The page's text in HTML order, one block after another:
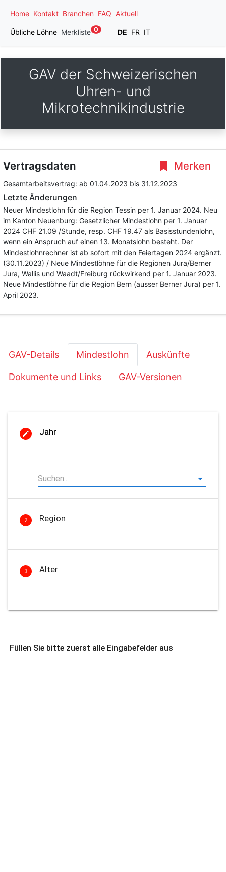
Home Kontakt Branchen FAQ Aktuell
Übliche Löhne Merkliste 0 DE FR IT
GAV der Schweizerischen
Uhren- und
Mikrotechnikindustrie
Merken
Vertragsdaten
Gesamtarbeitsvertrag: ab 01.04.2023 bis 31.12.2023
Letzte Änderungen
Neuer Mindestlohn für die Region Tessin per 1. Januar 2024. Neu
im Kanton Neuenburg: Gesetzlicher Mindestlohn per 1. Januar
2024 CHF 21.09 /Stunde, resp. CHF 19.47 als Basisstundenlohn,
wenn ein Anspruch auf einen 13. Monatslohn besteht. Der
Mindestlohnrechner ist ab sofort mit den Feiertagen 2024 ergänzt.
(30.11.2023) / Neue Mindestlöhne für die Regionen Jura/Berner
Jura, Wallis und Waadt/Freiburg rückwirkend per 1. Januar 2023.
Neue Mindestlöhne für die Region Bern (ausser Berner Jura) per 1.
April 2023.
GAV-Details Mindestlohn Auskünfte
Dokumente und Links GAV-Versionen
Jahr
2 Region
3 Alter
Füllen Sie bitte zuerst alle Eingabefelder aus